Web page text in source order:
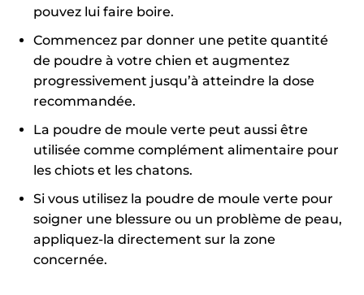
pouvez lui faire boire.
Commencez par donner une petite quantité
de poudre à votre chien et augmentez
progressivement jusqu’à atteindre la dose
recommandée.
La poudre de moule verte peut aussi être
utilisée comme complément alimentaire pour
les chiots et les chatons.
Si vous utilisez la poudre de moule verte pour
soigner une blessure ou un problème de peau,
appliquez-la directement sur la zone
concernée.